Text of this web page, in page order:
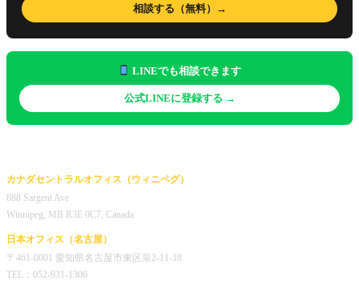
相談する（無料）→
LINEでも相談できます
公式LINEに登録する →
カナダセントラルオフィス（ウィニペグ）
888 Sargent Ave
Winnipeg, MB R3E 0C7, Canada
日本オフィス（名古屋）
〒461-0001 愛知県名古屋市東区泉2-11-18
TEL：052-931-1306